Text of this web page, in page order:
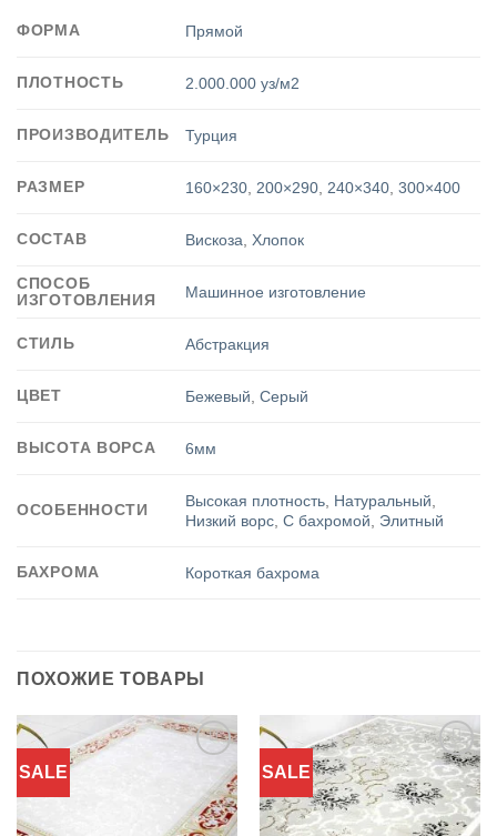
ФОРМА Прямой
ПЛОТНОСТЬ 2.000.000 уз/м2
ПРОИЗВОДИТЕЛЬ Турция
РАЗМЕР 160×230 200×290 240×340 ,300×400
СОСТАВ Вискоза Хлопок
СПОСОБ
ИЗГОТОВЛЕНИЯ
Машинное изготовление
СТИЛЬ Абстракция
ЦВЕТ Бежевый ,Серый
ВЫСОТА ВОРСА 6мм
ОСОБЕННОСТИ Высокая плотность Натуральный
Низкий ворс ,С бахромой Элитный
БАХРОМА Короткая бахрома
ПОХОЖИЕ ТОВАРЫ
SALE
избранное
SALE
Добавить
в
избранное